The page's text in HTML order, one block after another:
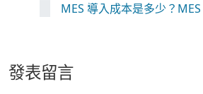
MES 導入成本是多少？
發表留言